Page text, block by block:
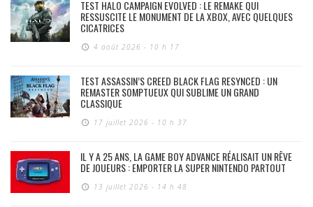
TEST HALO CAMPAIGN EVOLVED : LE REMAKE QUI
RESSUSCITE LE MONUMENT DE LA XBOX, AVEC QUELQUES
CICATRICES
4 août 2026 - 10 h 17
TEST ASSASSIN’S CREED BLACK FLAG RESYNCED : UN
REMASTER SOMPTUEUX QUI SUBLIME UN GRAND
CLASSIQUE
17 juillet 2026 - 10 h 37
IL Y A 25 ANS, LA GAME BOY ADVANCE RÉALISAIT UN RÊVE
DE JOUEURS : EMPORTER LA SUPER NINTENDO PARTOUT
13 juillet 2026 - 14 h 48